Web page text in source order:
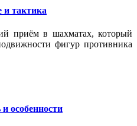
и тактика
приём в шахматах, который
фигур противника
особенности